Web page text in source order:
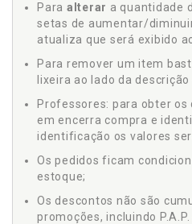
Para alterar a quantidade
setas de aumentar/
atualiza que será exibido
Para remover um item
lixeira ao lado da
Professores: para obter os
em encerra compra e
identificação os valores
Os pedidos ficam
estoque;
Os descontos não são
promoções, incluindo P.A.P.